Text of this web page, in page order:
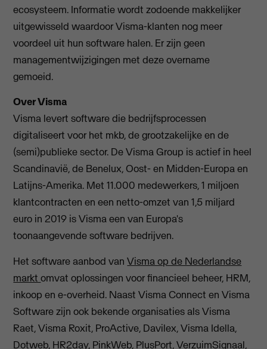
ecosysteem. Informatie wordt zodoende makkelijker
uitgewisseld waardoor Visma-klanten nog meer
voordeel uit hun software halen. Er zijn geen
managementwijzigingen met deze overname
gemoeid.
Over Visma
Visma levert software die bedrijfsprocessen
digitaliseert voor het mkb, de grootzakelijke en de
(semi)publieke sector. De Visma Group is actief in heel
Scandinavië, de Benelux, Oost- en Midden-Europa en
Latijns-Amerika. Met 11.000 medewerkers, 1 miljoen
klantcontracten en een netto-omzet van 1,5 miljard
euro in 2019 is Visma een van Europa's
toonaangevende software bedrijven.
Het software aanbod vanVisma op de Nederlandse
marktomvat oplossingen voor financieel beheer, HRM,
inkoop en e-overheid. Naast Visma Connect en Visma
Software zijn ook bekende organisaties als Visma
Raet, Visma Roxit, ProActive, Davilex, Visma Idella,
Dotweb, HR2day, PinkWeb, PlusPort, VerzuimSignaal,